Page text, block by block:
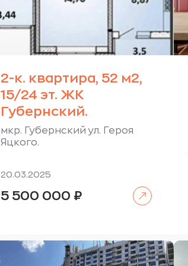
2-к. квартира, 52 м2,
15/24 эт. ЖК
Губернский.
мкр. Губернский ул. Героя
Яцкого.
20.03.2025
5 500 000 ₽